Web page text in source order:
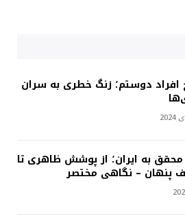
افراد دوستم؛ زنگ خطری به سران
به ایران؛ از پوشش ظاهری تا
پنهان – نگاهی مختصر